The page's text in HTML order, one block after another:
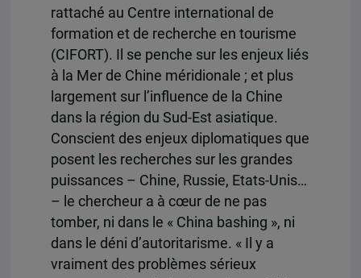
rattaché au Centre international de
formation et de recherche en tourisme
(CIFORT). Il se penche sur les enjeux liés
à la Mer de Chine méridionale ; et plus
largement sur l’influence de la Chine
dans la région du Sud-Est asiatique.
Conscient des enjeux diplomatiques que
posent les recherches sur les grandes
puissances – Chine, Russie, Etats-Unis…
– le chercheur a à cœur de ne pas
tomber, ni dans le « China bashing », ni
dans le déni d’autoritarisme. « Il y a
vraiment des problèmes sérieux